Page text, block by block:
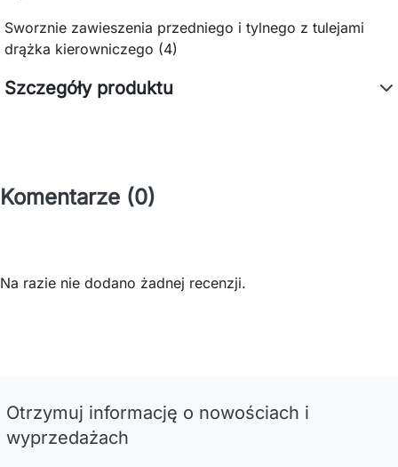
Sworznie zawieszenia przedniego i tylnego z tulejami
drążka kierowniczego (4)
Szczegóły produktu
Komentarze (0)
Na razie nie dodano żadnej recenzji.
Otrzymuj informację o nowościach i
wyprzedażach